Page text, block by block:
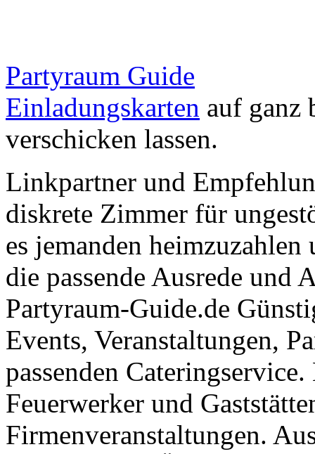
Partyraum Guide
Einladungskarten auf ganz
verschicken lassen.
Linkpartner und
diskrete Zimmer für
es jemanden
die passende Ausrede und
Partyraum-Guide.de
Events, Veranstaltungen,
passenden
Feuerwerker und
Firmenveranstaltungen.